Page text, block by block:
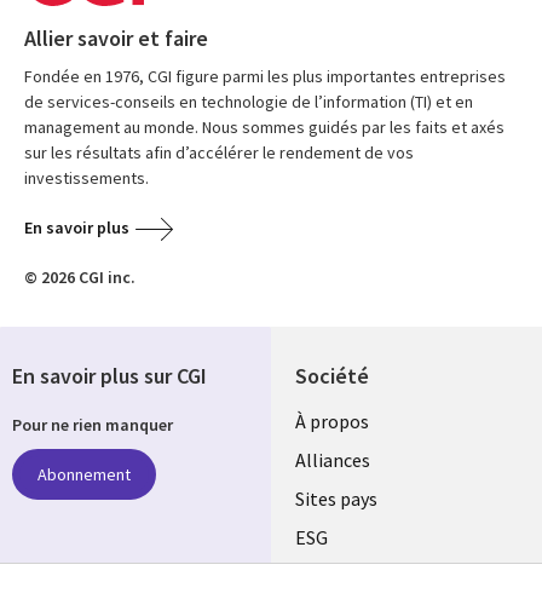
Allier savoir et faire
Fondée en 1976, CGI figure parmi les plus importantes entreprises
de services-conseils en technologie de l’information (TI) et en
management au monde. Nous sommes guidés par les faits et axés
sur les résultats afin d’accélérer le rendement de vos
investissements.
En savoir plus
© 2026 CGI inc.
Société
À propos
Alliances
Sites pays
ESG
En savoir plus sur CGI
Pour ne rien manquer
Abonnement